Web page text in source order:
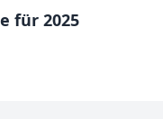
für 2025